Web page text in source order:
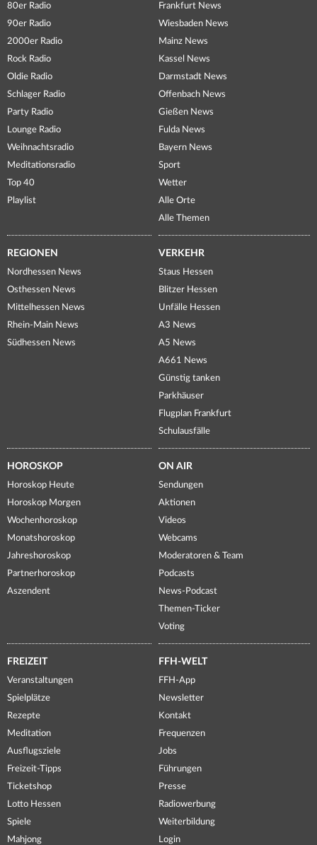
80er Radio
90er Radio
2000er Radio
Rock Radio
Oldie Radio
Schlager Radio
Party Radio
Lounge Radio
Weihnachtsradio
Meditationsradio
Top 40
Playlist
Frankfurt News
Wiesbaden News
Mainz News
Kassel News
Darmstadt News
Offenbach News
Gießen News
Fulda News
Bayern News
Sport
Wetter
Alle Orte
Alle Themen
REGIONEN
Nordhessen News
Osthessen News
Mittelhessen News
Rhein-Main News
Südhessen News
VERKEHR
Staus Hessen
Blitzer Hessen
Unfälle Hessen
A3 News
A5 News
A661 News
Günstig tanken
Parkhäuser
Flugplan Frankfurt
Schulausfälle
HOROSKOP
Horoskop Heute
Horoskop Morgen
Wochenhoroskop
Monatshoroskop
Jahreshoroskop
Partnerhoroskop
Aszendent
ON AIR
Sendungen
Aktionen
Videos
Webcams
Moderatoren & Team
Podcasts
News-Podcast
Themen-Ticker
Voting
FREIZEIT
Veranstaltungen
Spielplätze
Rezepte
Meditation
Ausflugsziele
Freizeit-Tipps
Ticketshop
Lotto Hessen
Spiele
Mahjong
FFH-WELT
FFH-App
Newsletter
Kontakt
Frequenzen
Jobs
Führungen
Presse
Radiowerbung
Weiterbildung
Login